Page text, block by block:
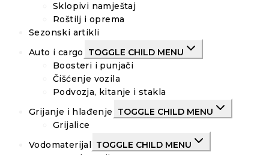
Sklopivi namještaj
Roštilj i oprema
Sezonski artikli
Auto i cargo
TOGGLE CHILD MENU
Boosteri i punjači
Čišćenje vozila
Podvozja, kitanje i stakla
Grijanje i hlađenje
TOGGLE CHILD MENU
Grijalice
Vodomaterijal
TOGGLE CHILD MENU